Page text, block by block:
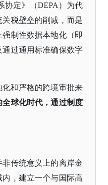
协定》（DEPA）为代
税壁垒的削减，而是
制性数据本地化（即
过通用标准确保数字
和严格的跨境审批来
球化时代，通过制度
非传统意义上的离岸金
，建立一个与国际高